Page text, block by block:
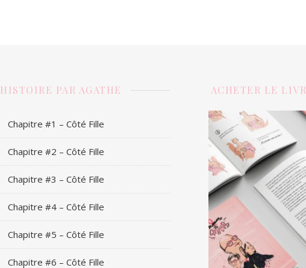
PAR AGATHE
Chapitre #1 – Côté Fille
Chapitre #2 – Côté Fille
Chapitre #3 – Côté Fille
Chapitre #4 – Côté Fille
Chapitre #5 – Côté Fille
Chapitre #6 – Côté Fille
ACHETER LE